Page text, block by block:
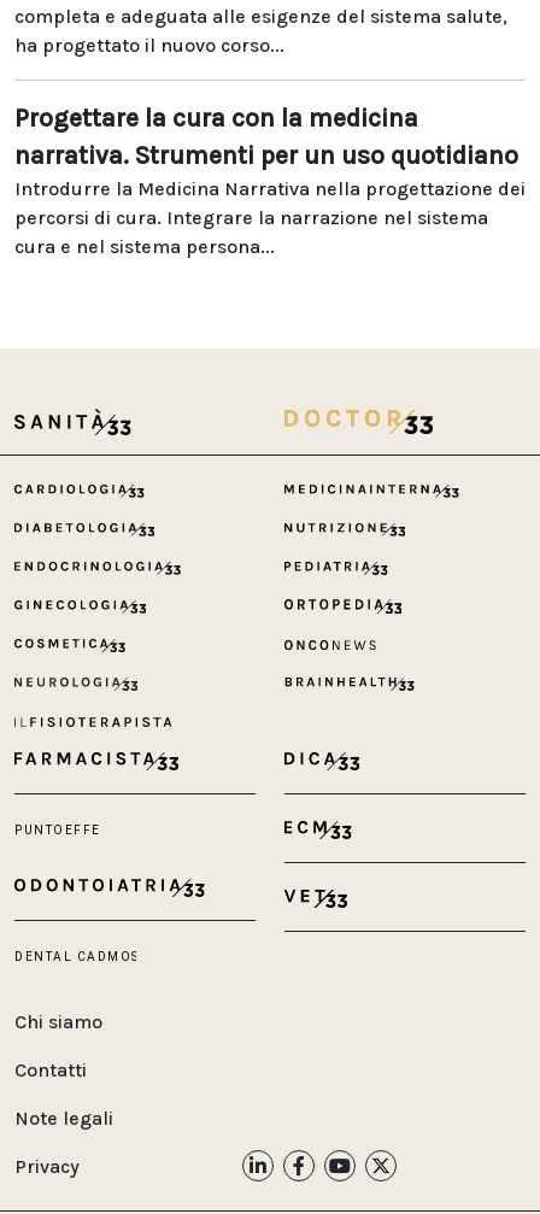
completa e adeguata alle esigenze del sistema salute,
ha progettato il nuovo corso...
Progettare la cura con la medicina
narrativa. Strumenti per un uso quotidiano
Introdurre la Medicina Narrativa nella progettazione dei
percorsi di cura. Integrare la narrazione nel sistema
cura e nel sistema persona...
Chi siamo
Contatti
Note legali
Privacy